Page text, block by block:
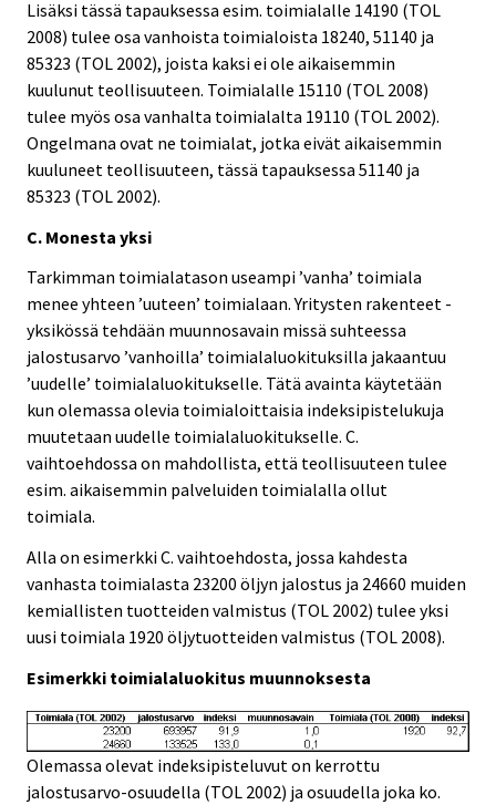
Lisäksi tässä tapauksessa esim. toimialalle 14190 (TOL
2008) tulee osa vanhoista toimialoista 18240, 51140 ja
85323 (TOL 2002), joista kaksi ei ole aikaisemmin
kuulunut teollisuuteen. Toimialalle 15110 (TOL 2008)
tulee myös osa vanhalta toimialalta 19110 (TOL 2002).
Ongelmana ovat ne toimialat, jotka eivät aikaisemmin
kuuluneet teollisuuteen, tässä tapauksessa 51140 ja
85323 (TOL 2002).
C. Monesta yksi
Tarkimman toimialatason useampi ’vanha’ toimiala
menee yhteen ’uuteen’ toimialaan. Yritysten rakenteet -
yksikössä tehdään muunnosavain missä suhteessa
jalostusarvo ’vanhoilla’ toimialaluokituksilla jakaantuu
’uudelle’ toimialaluokitukselle. Tätä avainta käytetään
kun olemassa olevia toimialoittaisia indeksipistelukuja
muutetaan uudelle toimialaluokitukselle. C.
vaihtoehdossa on mahdollista, että teollisuuteen tulee
esim. aikaisemmin palveluiden toimialalla ollut
toimiala.
Alla on esimerkki C. vaihtoehdosta, jossa kahdesta
vanhasta toimialasta 23200 öljyn jalostus ja 24660 muiden
kemiallisten tuotteiden valmistus (TOL 2002) tulee yksi
uusi toimiala 1920 öljytuotteiden valmistus (TOL 2008).
Esimerkki toimialaluokitus muunnoksesta
Olemassa olevat indeksipisteluvut on kerrottu
jalostusarvo-osuudella (TOL 2002) ja osuudella joka ko.